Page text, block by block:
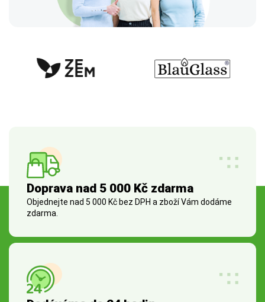
Doprava nad 5 000 Kč zdarma
Objednejte nad 5 000 Kč bez DPH a zboží Vám dodáme
zdarma.